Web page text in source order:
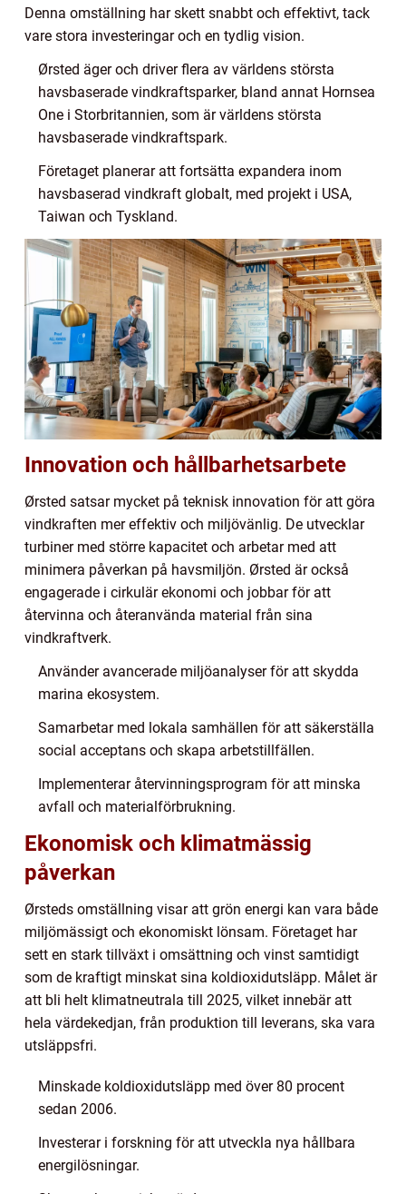
Denna omställning har skett snabbt och effektivt, tack
vare stora investeringar och en tydlig vision.
Ørsted äger och driver flera av världens största
havsbaserade vindkraftsparker, bland annat Hornsea
One i Storbritannien, som är världens största
havsbaserade vindkraftspark.
Företaget planerar att fortsätta expandera inom
havsbaserad vindkraft globalt, med projekt i USA,
Taiwan och Tyskland.
Innovation och hållbarhetsarbete
Ørsted satsar mycket på teknisk innovation för att göra
vindkraften mer effektiv och miljövänlig. De utvecklar
turbiner med större kapacitet och arbetar med att
minimera påverkan på havsmiljön. Ørsted är också
engagerade i cirkulär ekonomi och jobbar för att
återvinna och återanvända material från sina
vindkraftverk.
Använder avancerade miljöanalyser för att skydda
marina ekosystem.
Samarbetar med lokala samhällen för att säkerställa
social acceptans och skapa arbetstillfällen.
Implementerar återvinningsprogram för att minska
avfall och materialförbrukning.
Ekonomisk och klimatmässig
påverkan
Ørsteds omställning visar att grön energi kan vara både
miljömässigt och ekonomiskt lönsam. Företaget har
sett en stark tillväxt i omsättning och vinst samtidigt
som de kraftigt minskat sina koldioxidutsläpp. Målet är
att bli helt klimatneutrala till 2025, vilket innebär att
hela värdekedjan, från produktion till leverans, ska vara
utsläppsfri.
Minskade koldioxidutsläpp med över 80 procent
sedan 2006.
Investerar i forskning för att utveckla nya hållbara
energilösningar.